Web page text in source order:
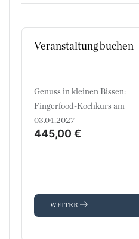
Veranstaltung buchen
Genuss in kleinen Bissen:
Fingerfood-Kochkurs am
03.04.2027
445,00 €
WEITER